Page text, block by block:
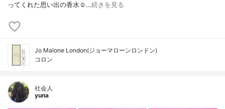
ってくれた思い出の香水☺️…続きを見る
Jo Malone London(ジョーマローンロンドン)
コロン
社会人
yuna